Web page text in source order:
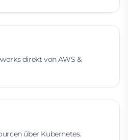
direkt von AWS &
über Kubernetes.